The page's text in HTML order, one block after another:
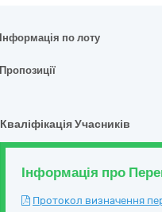
Інформація по лоту
Пропозиції
Кваліфікація Учасників
Інформація про
Протокол визначення